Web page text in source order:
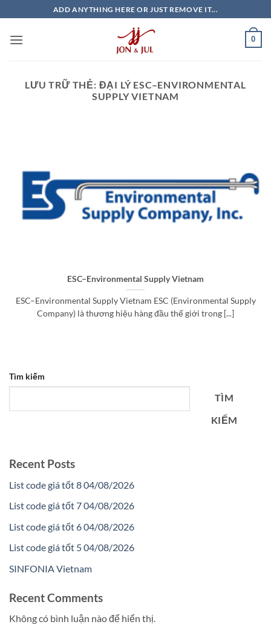
qua
nội
ADD ANYTHING HERE OR JUST REMOVE IT...
0
LƯU TRỮ THẺ: ĐẠI LÝ ESC–ENVIRONMENTAL
SUPPLY VIETNAM
ESC–Environmental Supply Vietnam
ESC–Environmental Supply Vietnam ESC (Environmental Supply
Company) là thương hiệu hàng đầu thế giới trong [...]
Tìm kiếm
TÌM
KIẾM
Recent Posts
List code giá tốt 8 04/08/2026
List code giá tốt 7 04/08/2026
List code giá tốt 6 04/08/2026
List code giá tốt 5 04/08/2026
SINFONIA Vietnam
Recent Comments
Không có bình luận nào để hiển thị.